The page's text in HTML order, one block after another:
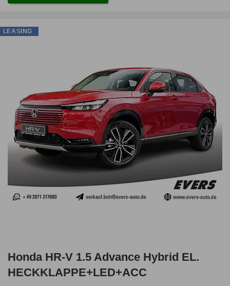
Honda HR-V 1.5 Advance Hybrid EL.
HECKKLAPPE+LED+ACC
LEASING